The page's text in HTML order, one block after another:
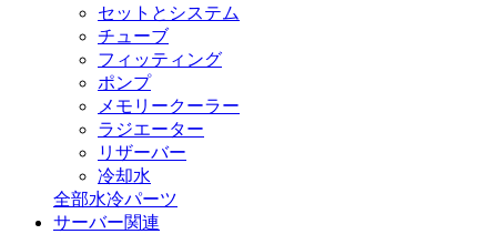
セットとシステム
チューブ
フィッティング
ポンプ
メモリークーラー
ラジエーター
リザーバー
冷却水
全部水冷パーツ
サーバー関連